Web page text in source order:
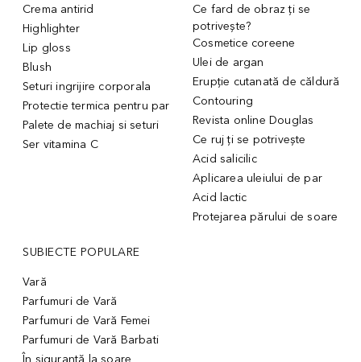
Crema antirid
Highlighter
Lip gloss
Blush
Seturi ingrijire corporala
Protectie termica pentru par
Palete de machiaj si seturi
Ser vitamina C
Ce fard de obraz ți se
potrivește?
Cosmetice coreene
Ulei de argan
Erupție cutanată de căldură
Contouring
Revista online Douglas
Ce ruj ți se potrivește
Acid salicilic
Aplicarea uleiului de par
Acid lactic
Protejarea părului de soare
SUBIECTE POPULARE
Vară
Parfumuri de Vară
Parfumuri de Vară Femei
Parfumuri de Vară Barbati
În siguranță la soare